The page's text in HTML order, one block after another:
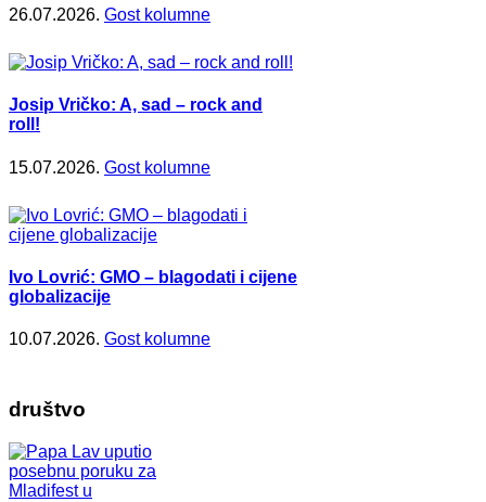
26.07.2026. Gost kolumne
Josip Vričko: A, sad – rock and
roll!
15.07.2026. Gost kolumne
Ivo Lovrić: GMO – blagodati i cijene
globalizacije
10.07.2026. Gost kolumne
društvo